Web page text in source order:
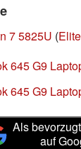
7 5825U (
645 G9
645 G9
Als
auf